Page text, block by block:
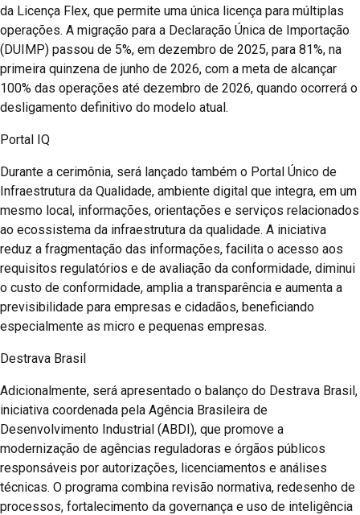
da Licença Flex, que permite uma única licença para múltiplas
operações. A migração para a Declaração Única de Importação
(DUIMP) passou de 5%, em dezembro de 2025, para 81%, na
primeira quinzena de junho de 2026, com a meta de alcançar
100% das operações até dezembro de 2026, quando ocorrerá o
desligamento definitivo do modelo atual.
Portal IQ
Durante a cerimônia, será lançado também o Portal Único de
Infraestrutura da Qualidade, ambiente digital que integra, em um
mesmo local, informações, orientações e serviços relacionados
ao ecossistema da infraestrutura da qualidade. A iniciativa
reduz a fragmentação das informações, facilita o acesso aos
requisitos regulatórios e de avaliação da conformidade, diminui
o custo de conformidade, amplia a transparência e aumenta a
previsibilidade para empresas e cidadãos, beneficiando
especialmente as micro e pequenas empresas.
Destrava Brasil
Adicionalmente, será apresentado o balanço do Destrava Brasil,
iniciativa coordenada pela Agência Brasileira de
Desenvolvimento Industrial (ABDI), que promove a
modernização de agências reguladoras e órgãos públicos
responsáveis por autorizações, licenciamentos e análises
técnicas. O programa combina revisão normativa, redesenho de
processos, fortalecimento da governança e uso de inteligência